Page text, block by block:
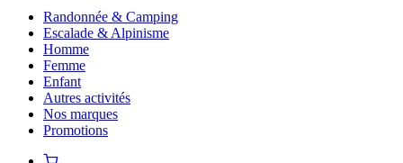
Randonnée & Camping
Escalade & Alpinisme
Homme
Femme
Enfant
Autres activités
Nos marques
Promotions